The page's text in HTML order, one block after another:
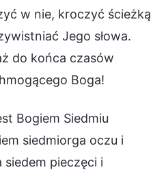
w nie, kroczyć ścieżką
Jego słowa.
do końca czasów
Boga!
Bogiem Siedmiu
siedmiorga oczu i
pieczęci i